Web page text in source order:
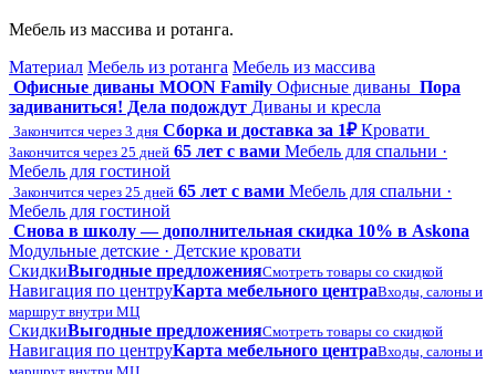
Мебель из массива и ротанга.
Материал Мебель из ротанга Мебель из массива
Офисные диваны MOON Family Офисные диваны Пора
задиваниться! Дела подождут Диваны и кресла
Закончится через 3 дня Сборка и доставка за 1₽ Кровати
Закончится через 25 дней 65 лет с вами Мебель для спальни ·
Мебель для гостиной
Закончится через 25 дней 65 лет с вами Мебель для спальни ·
Мебель для гостиной
Снова в школу — дополнительная скидка 10% в Askona
Модульные детские · Детские кровати
СкидкиВыгодные предложенияСмотреть товары со скидкой
Навигация по центруКарта мебельного центраВходы, салоны и
маршрут внутри МЦ
СкидкиВыгодные предложенияСмотреть товары со скидкой
Навигация по центруКарта мебельного центраВходы, салоны и